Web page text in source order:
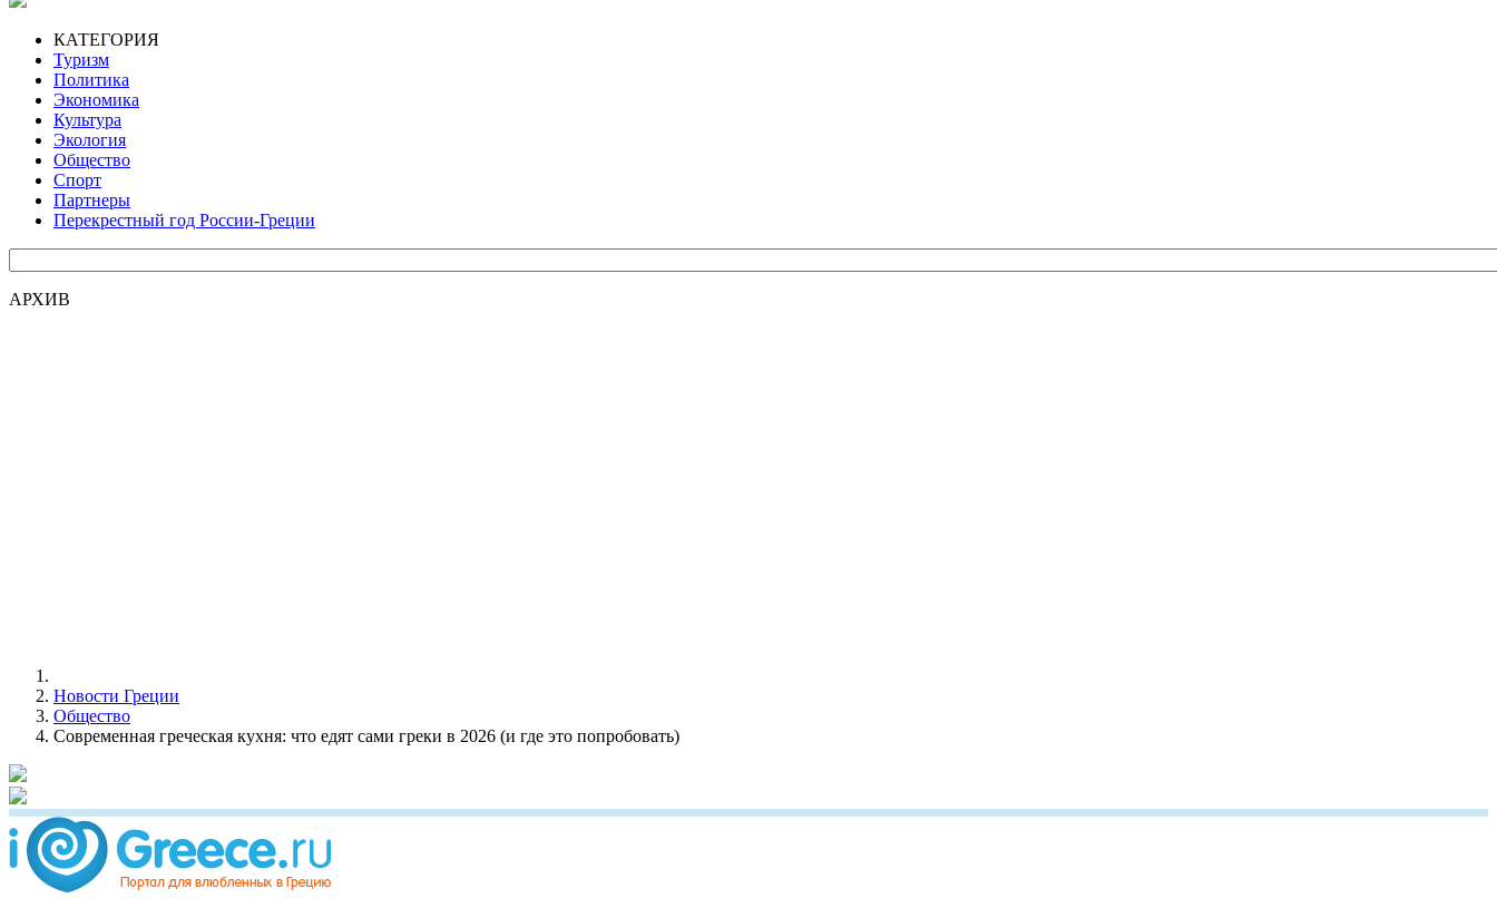
КАТЕГОРИЯ
Туризм
Политика
Экономика
Культура
Экология
Общество
Спорт
Партнеры
Перекрестный год России-Греции
АРХИВ
Новости Греции
Общество
Современная греческая кухня: что едят сами греки в 2026 (и где это попробовать)